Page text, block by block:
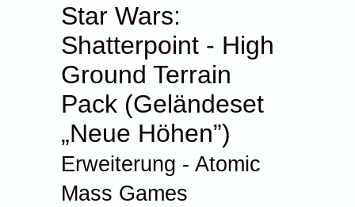
Star Wars:
Shatterpoint - High
Ground Terrain
Pack (Geländeset
„Neue Höhen”)
Erweiterung - Atomic
Mass Games